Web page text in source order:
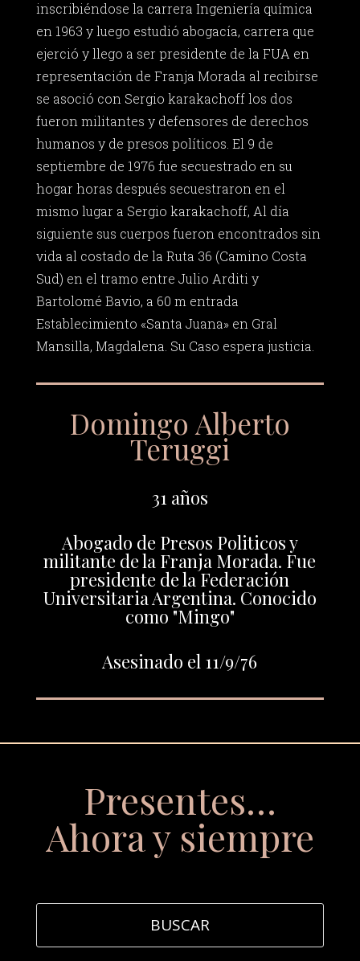
inscribiéndose la carrera Ingeniería química
en 1963 y luego estudió abogacía, carrera que
ejerció y llego a ser presidente de la FUA en
representación de Franja Morada al recibirse
se asoció con Sergio karakachoff los dos
fueron militantes y defensores de derechos
humanos y de presos políticos. El 9 de
septiembre de 1976 fue secuestrado en su
hogar horas después secuestraron en el
mismo lugar a Sergio karakachoff, Al día
siguiente sus cuerpos fueron encontrados sin
vida al costado de la Ruta 36 (Camino Costa
Sud) en el tramo entre Julio Arditi y
Bartolomé Bavio, a 60 m entrada
Establecimiento «Santa Juana» en Gral
Mansilla, Magdalena. Su Caso espera justicia.
Domingo Alberto
Teruggi
31 años
Abogado de Presos Politicos y
militante de la Franja Morada. Fue
presidente de la Federación
Universitaria Argentina. Conocido
como "Mingo"
Asesinado el 11/9/76
Presentes…
Ahora y siempre